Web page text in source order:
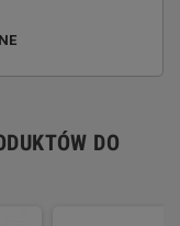
DO